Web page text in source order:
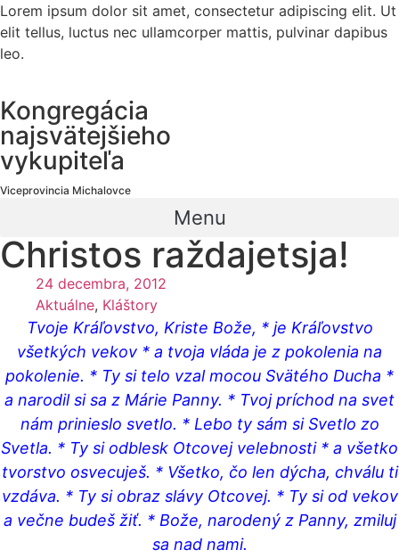
Lorem ipsum dolor sit amet, consectetur adipiscing elit. Ut
elit tellus, luctus nec ullamcorper mattis, pulvinar dapibus
leo.
Kongregácia
najsvätejšieho
vykupiteľa
Viceprovincia Michalovce
Menu
Christos raždajetsja!
24 decembra, 2012
Aktuálne, Kláštory
Tvoje Kráľovstvo, Kriste Bože, * je Kráľovstvo
všetkých vekov * a tvoja vláda je z pokolenia na
pokolenie. * Ty si telo vzal mocou Svätého Ducha *
a narodil si sa z Márie Panny. * Tvoj príchod na svet
nám prinieslo svetlo. * Lebo ty sám si Svetlo zo
Svetla. * Ty si odblesk Otcovej velebnosti * a všetko
tvorstvo osvecuješ. * Všetko, čo len dýcha, chválu ti
vzdáva. * Ty si obraz slávy Otcovej. * Ty si od vekov
a večne budeš žiť. * Bože, narodený z Panny, zmiluj
sa nad nami.